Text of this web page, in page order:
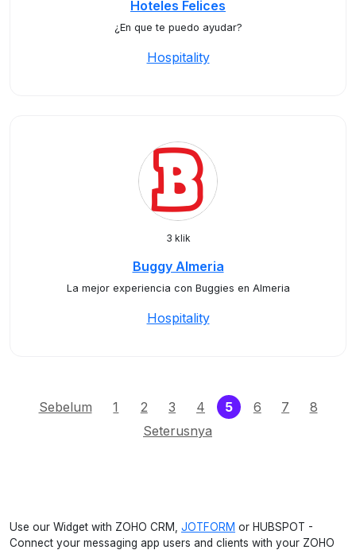
Hoteles Felices
¿En que te puedo ayudar?
Hospitality
3 klik
Buggy Almeria
La mejor experiencia con Buggies en Almeria
Hospitality
Sebelum 1 2 3 4 5(current)
6 7
8
Seterusnya
Use our Widget with ZOHO CRM, JOTFORM or HUBSPOT -
Connect your messaging app users and clients with your ZOHO